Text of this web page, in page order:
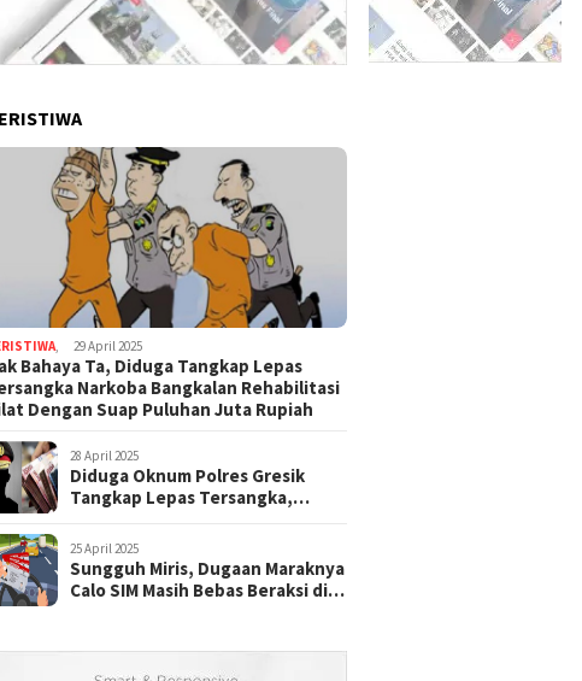
, 29 April 2025
Bahaya Ta, Diduga Tangkap Lepas
Narkoba Bangkalan Rehabilitasi
Dengan Suap Puluhan Juta Rupiah
28 April 2025
Diduga Oknum Polres Gresik
Tangkap Lepas Tersangka,
25 April 2025
Sungguh Miris, Dugaan Maraknya
Calo SIM Masih Bebas Beraksi di